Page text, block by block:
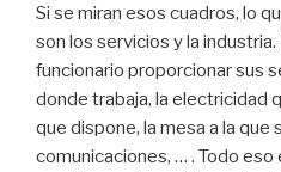
Si se miran esos cuadros, lo
son los servicios y la
funcionario proporcionar sus
donde trabaja, la electricidad
que dispone, la mesa a la que
comunicaciones, … . Todo